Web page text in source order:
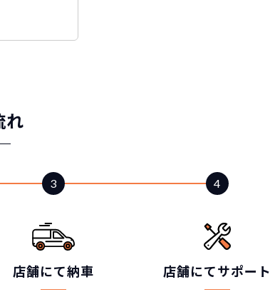
れ
店舗にて納車 店舗にてサポート